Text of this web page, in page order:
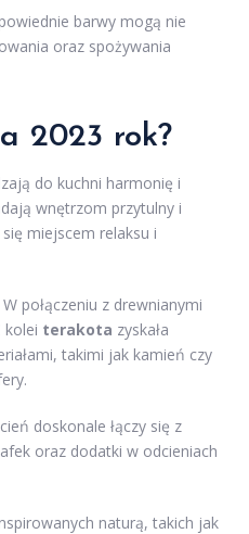
barwy mogą nie
oraz spożywania
2023 rok?
do kuchni harmonię i
wnętrzom przytulny i
miejscem relaksu i
połączeniu z drewnianymi
kolei terakota zyskała
takimi jak kamień czy
doskonale łączy się z
oraz dodatki w odcieniach
naturą, takich jak